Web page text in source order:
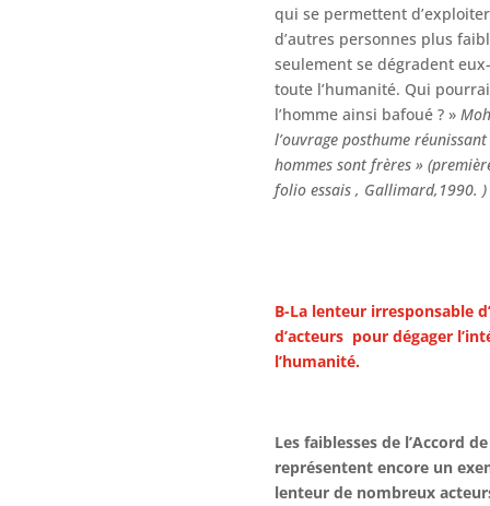
qui se permettent
d’autres personnes plus
seulement se dégradent
toute l’humanité. Qui
l’homme ainsi bafoué ? »
l’ouvrage posthume
hommes sont frères »
folio essais , Gallimard,1990. )
B-La lenteur irresponsable
d’acteurs pour dégager
l’humanité.
Les faiblesses de l’Accord
représentent encore un
lenteur de nombreux